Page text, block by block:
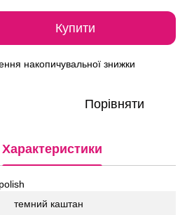
Купити
накопичувальної знижки
Порівняти
Характеристики
темний каштан